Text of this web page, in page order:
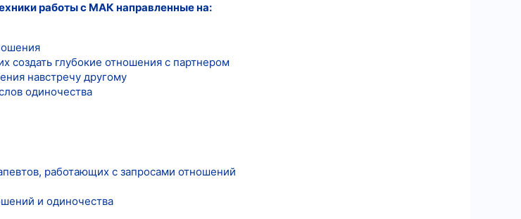
работы с МАК направленные на:
создать глубокие отношения с партнером
навстречу другому
одиночества
работающих с запросами отношений
и одиночества